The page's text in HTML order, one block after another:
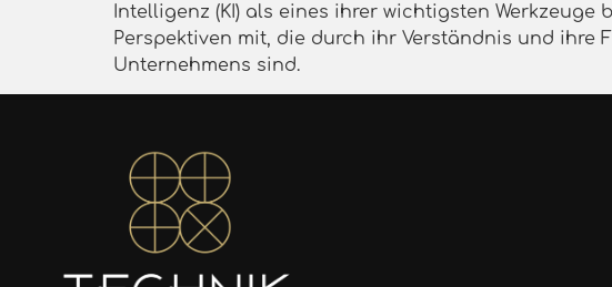
Intelligenz (KI) als eines ihrer wichtigsten
Perspektiven mit, die durch ihr Verständnis und ihre
Unternehmens sind.